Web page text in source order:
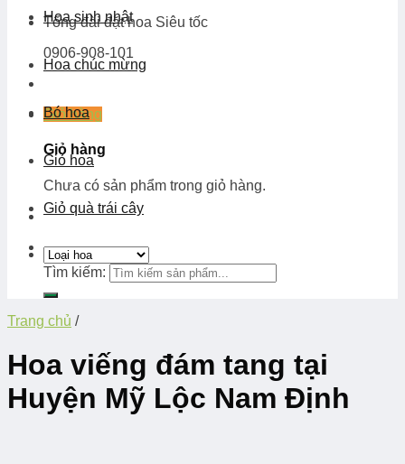
Tổng đài đặt hoa Siêu tốc
0906-908-101
Giỏ hàng
Giỏ hàng
Chưa có sản phẩm trong giỏ hàng.
Hoa sinh nhật
Hoa chúc mừng
Bó hoa
Giỏ hoa
Giỏ quà trái cây
Tìm kiếm:
Trang chủ /
Hoa viếng đám tang tại
Huyện Mỹ Lộc Nam Định